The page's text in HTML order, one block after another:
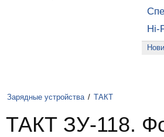
Hi-
Зарядные устройства / ТАКТ
ТАКТ ЗУ-118.